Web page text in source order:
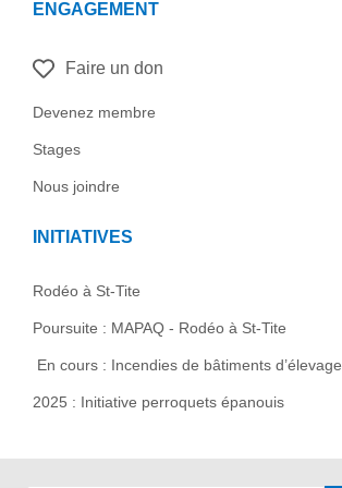
ENGAGEMENT
Faire un don
Devenez membre
Stages
Nous joindre
INITIATIVES
Rodéo à St-Tite
Poursuite : MAPAQ - Rodéo à St-Tite
En cours : Incendies de bâtiments d’élevage
2025 : Initiative perroquets épanouis